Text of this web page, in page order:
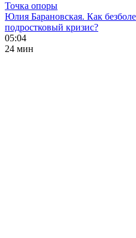
Точка опоры
Юлия Барановская. Как
подростковый кризис?
05:04
24 мин